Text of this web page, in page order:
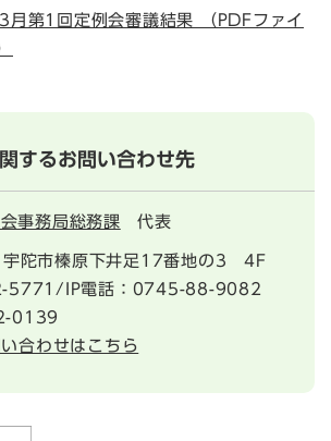
月第1回定例会審議結果 （PDFファイ
するお問い合わせ先
事務局総務課 代表
宇陀市榛原下井足17番地の3 4F
5771/IP電話：0745-88-9082
0139
合わせはこちら